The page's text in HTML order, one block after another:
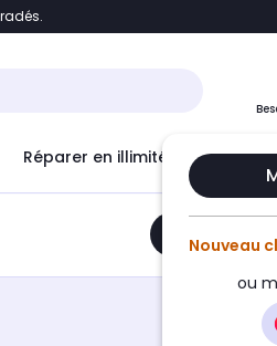
Accéder directement au
Nouveau
ou
Réparer en illimité avec Le
Ajouter au